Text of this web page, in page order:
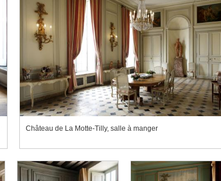
Château de La Motte-Tilly, salle à manger